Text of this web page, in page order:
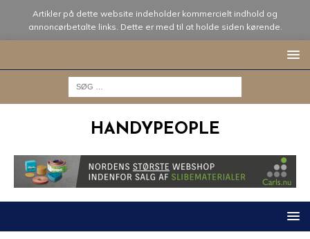
Artikler på dette website indeholder kommercielt indhold og
annoncørbetalte links. Dette er med til at holde siden kørende.
HANDYPEOPLE